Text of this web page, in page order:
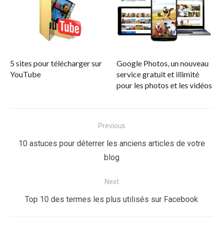
5 sites pour télécharger sur
YouTube
Google Photos, un nouveau
service gratuit et illimité
pour les photos et les vidéos
de
Previous
Previous
10 astuces pour déterrer les anciens articles de votre
blog
Next
Next
Top 10 des termes les plus utilisés sur Facebook